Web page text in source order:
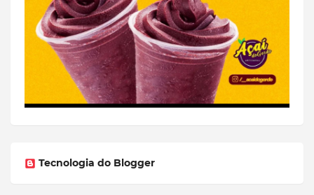
Tecnologia do Blogger